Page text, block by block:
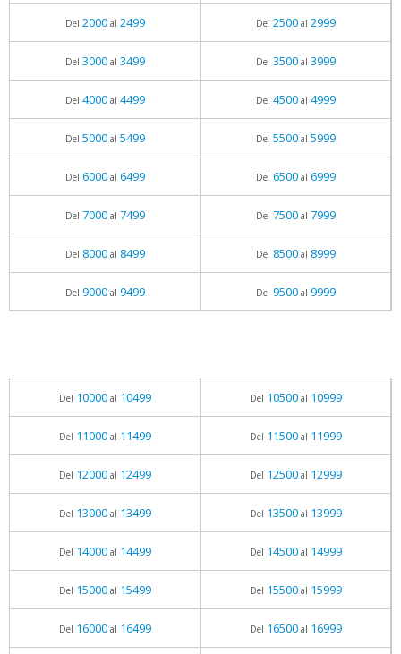
Del 2000al 2499 Del 2500al 2999
Del 3000al 3499 Del 3500al 3999
Del 4000al 4499 Del 4500al 4999
Del 5000al 5499 Del 5500al 5999
Del 6000al 6499 Del 6500al 6999
Del 7000al 7499 Del 7500al 7999
Del 8000al 8499 Del 8500al 8999
Del 9000al 9499 Del 9500al 9999
Del 10000al 10499 Del 10500al 10999
Del 11000al 11499 Del 11500al 11999
Del 12000al 12499 Del 12500al 12999
Del 13000al 13499 Del 13500al 13999
Del 14000al 14499 Del 14500al 14999
Del 15000al 15499 Del 15500al 15999
Del 16000al 16499 Del 16500al 16999